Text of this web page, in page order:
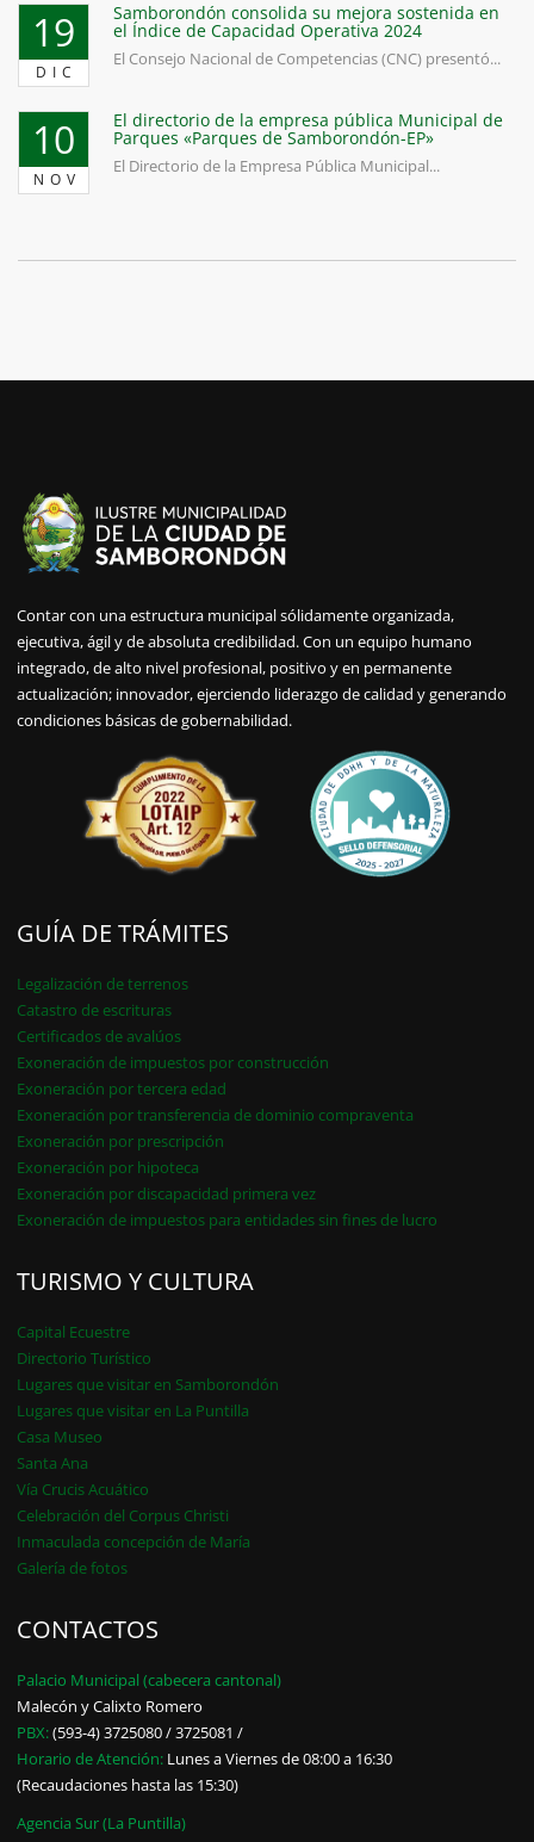
19
DIC
Samborondón consolida su mejora sostenida en
el Índice de Capacidad Operativa 2024
El Consejo Nacional de Competencias (CNC) presentó...
10
NOV
El directorio de la empresa pública Municipal de
Parques «Parques de Samborondón-EP»
El Directorio de la Empresa Pública Municipal...
Contar con una estructura municipal sólidamente organizada,
ejecutiva, ágil y de absoluta credibilidad. Con un equipo humano
integrado, de alto nivel profesional, positivo y en permanente
actualización; innovador, ejerciendo liderazgo de calidad y generando
condiciones básicas de gobernabilidad.
GUÍA DE TRÁMITES
Legalización de terrenos
Catastro de escrituras
Certificados de avalúos
Exoneración de impuestos por construcción
Exoneración por tercera edad
Exoneración por transferencia de dominio compraventa
Exoneración por prescripción
Exoneración por hipoteca
Exoneración por discapacidad primera vez
Exoneración de impuestos para entidades sin fines de lucro
TURISMO Y CULTURA
Capital Ecuestre
Directorio Turístico
Lugares que visitar en Samborondón
Lugares que visitar en La Puntilla
Casa Museo
Santa Ana
Vía Crucis Acuático
Celebración del Corpus Christi
Inmaculada concepción de María
Galería de fotos
CONTACTOS
Palacio Municipal (cabecera cantonal)
Malecón y Calixto Romero
PBX:(593-4) 3725080 / 3725081 /
Horario de Atención: Lunes a Viernes de 08:00 a 16:30
(Recaudaciones hasta las 15:30)
Agencia Sur (La Puntilla)